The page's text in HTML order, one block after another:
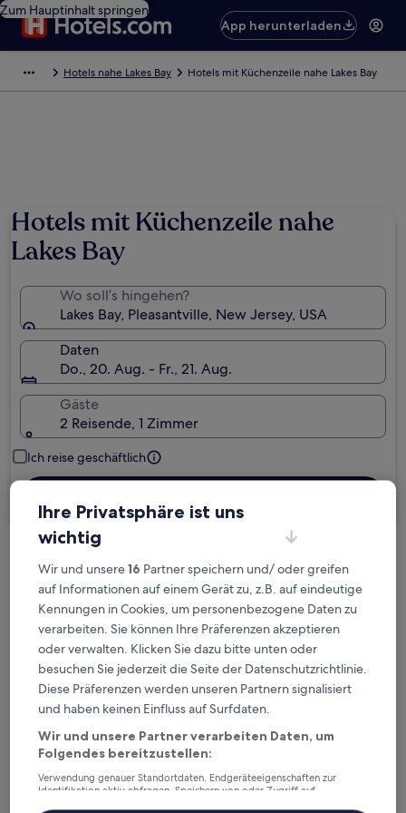
Zum Hauptinhalt springen
App herunterladen
Hotels nahe Lakes Bay Hotels mit Küchenzeile nahe Lakes Bay
Hotels mit Küchenzeile nahe
Lakes Bay
Wo soll’s hingehen?
Lakes Bay, Pleasantville, New Jersey, USA
Daten
Do., 20. Aug. - Fr., 21. Aug.
Gäste
2 Reisende, 1 Zimmer
Ich reise geschäftlich
Kostenlose Stornierung bei
Planänderungen
Verdiene Prämien für jede
wahrgenommene Übernachtung
Mehr sparen mit Preisen für Mitglieder
Überprüfe die Preise für diese Daten
Ihre Privatsphäre ist uns
wichtig
Wir und unsere16 Partner speichern und/ oder greifen
auf Informationen auf einem Gerät zu, z.B. auf eindeutige
Kennungen in Cookies, um personenbezogene Daten zu
verarbeiten. Sie können Ihre Präferenzen akzeptieren
oder verwalten. Klicken Sie dazu bitte unten oder
besuchen Sie jederzeit die Seite der Datenschutzrichtlinie.
Diese Präferenzen werden unseren Partnern signalisiert
und haben keinen Einfluss auf Surfdaten.
Wir und unsere Partner verarbeiten Daten, um
Folgendes bereitzustellen:
Verwendung genauer Standortdaten. Endgeräteeigenschaften zur
Identifikation aktiv abfragen. Speichern von oder Zugriff auf